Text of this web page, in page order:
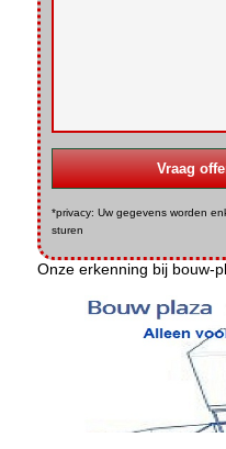
*privacy: Uw gegevens worden
sturen
Onze erkenning bij bouw-